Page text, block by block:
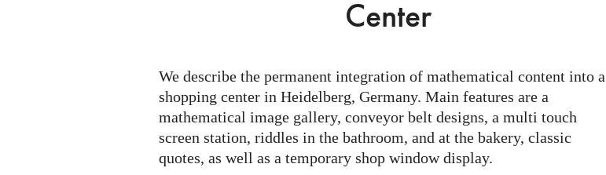
Center
We describe the permanent integration of mathematical content into a
shopping center in Heidelberg, Germany. Main features are a
mathematical image gallery, conveyor belt designs, a multi touch
screen station, riddles in the bathroom, and at the bakery, classic
quotes, as well as a temporary shop window display.